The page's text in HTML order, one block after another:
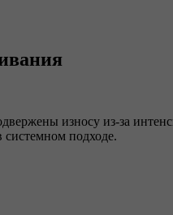
износу из-за
системном подходе.